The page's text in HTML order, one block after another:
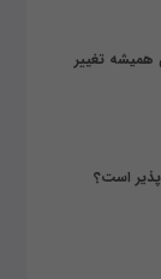
همیشه تغییر
است؟